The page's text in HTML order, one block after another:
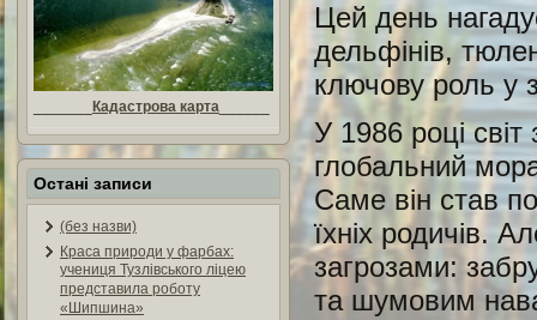
Кадастрова карта
Остані записи
(без назви)
Краса природи у фарбах:
учениця Тузлівського ліцею
представила роботу
«Шипшина»
Цей день
дельфінів,
ключову роль у
У 1986 році
глобальний
Саме він став
їхніх родичів.
загрозами:
та шумовим